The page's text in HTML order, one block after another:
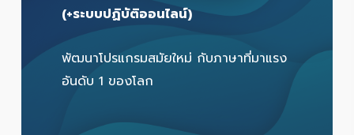
(+ระบบปฏิบัติออนไลน์)
พัฒนาโปรแกรมสมัยใหม่ กับภาษาที่มาแรง
อันดับ 1 ของโลก